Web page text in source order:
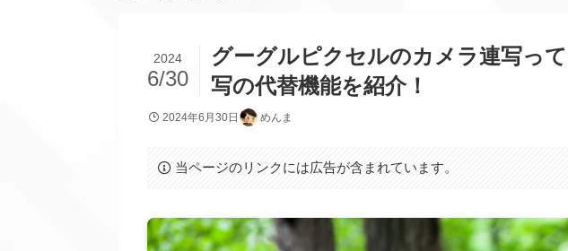
グーグルピクセルのカメラ連写っ
写の代替機能を紹介！
2024
6/30
2024年6月30日 めんま
当ページのリンクには広告が含まれています。